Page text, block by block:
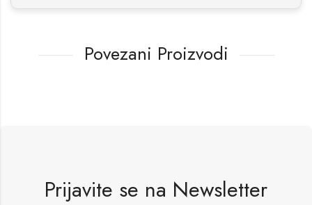
Povezani Proizvodi
Prijavite se na Newsletter